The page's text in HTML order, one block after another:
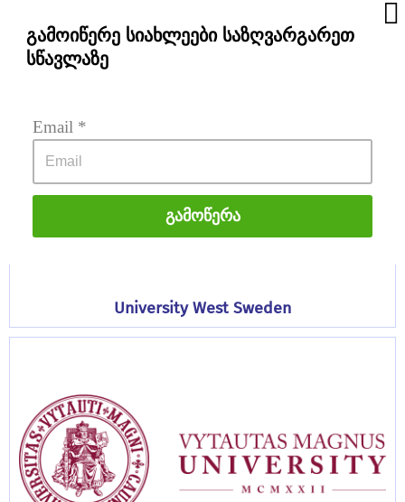
University West Sweden
გამოიწერე სიახლეები საზღვარგარეთ
სწავლაზე
Email *
Გამოწერა